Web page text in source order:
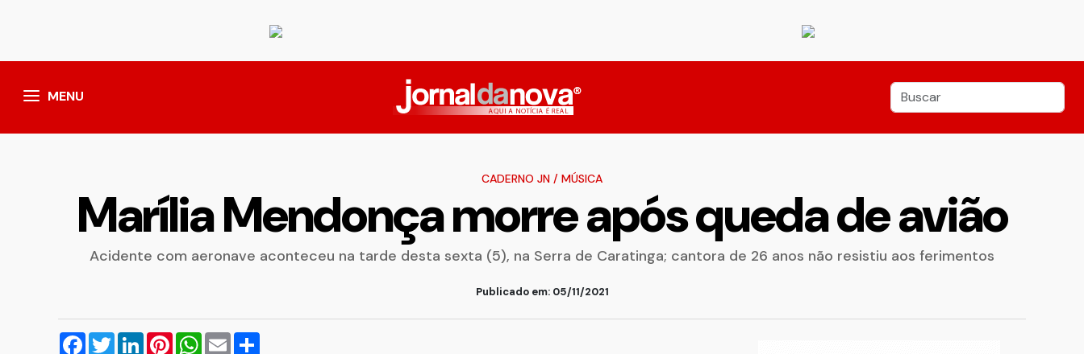
MENU
CADERNO JN / MÚSICA
Marília Mendonça morre após queda de avião
Acidente com aeronave aconteceu na tarde desta sexta (5), na Serra de Caratinga; cantora de 26 anos não resistiu aos ferimentos
Publicado em: 05/11/2021
Facebook
TwitterLinkedInPinterestWhatsApp
Email